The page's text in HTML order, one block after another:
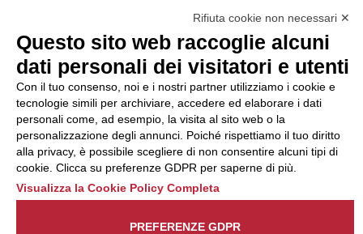
possibile presentare un
reclamo
all’Organismo di
Monitoraggio utilizzando
una delle modalità
descritte al seguente
indirizzo web
https://odm-
agenzielavoro.it/reclami/.
Rifiuta cookie non necessari ✕
Questo sito web raccoglie alcuni
dati personali dei visitatori e utenti
Con il tuo consenso, noi e i nostri partner utilizziamo i cookie e
tecnologie simili per archiviare, accedere ed elaborare i dati
personali come, ad esempio, la visita al sito web o la
personalizzazione degli annunci. Poiché rispettiamo il tuo diritto
alla privacy, è possibile scegliere di non consentire alcuni tipi di
cookie. Clicca su preferenze GDPR per saperne di più.
Visualizza la Cookie Policy Completa
PREFERENZE GDPR